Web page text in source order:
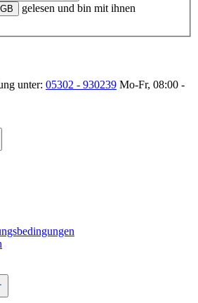
gelesen und bin mit ihnen
unter: 05302 - 930239 Mo-Fr, 08:00 -